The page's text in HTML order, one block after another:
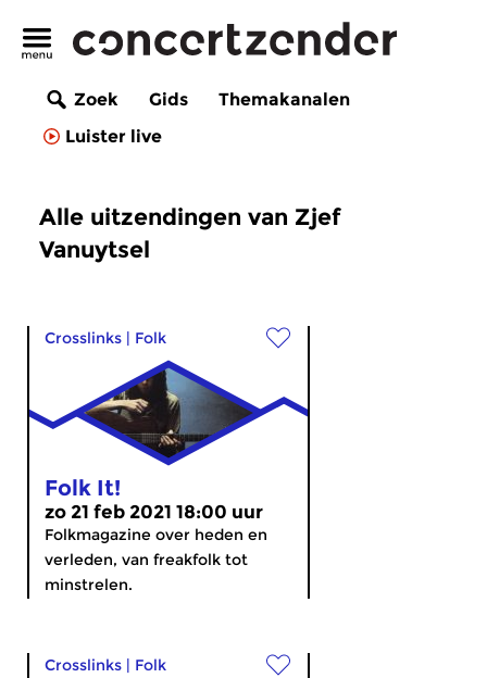
Zoek Gids
Themakanalen
Luister live
Alle uitzendingen van Zjef
Vanuytsel
Crosslinks | Folk
Folk It!
zo 21 feb 2021 18:00 uur
Folkmagazine over heden en
verleden, van freakfolk tot
minstrelen.
Crosslinks | Folk